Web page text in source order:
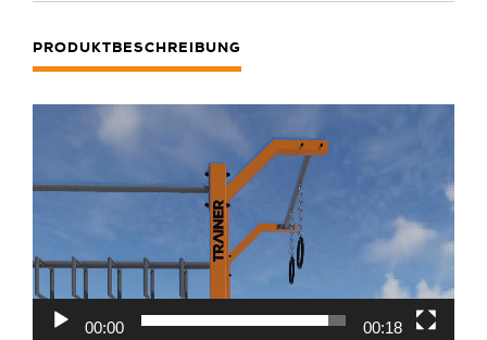
PRODUKTBESCHREIBUNG
Odtwarzacz
00:00 00:18